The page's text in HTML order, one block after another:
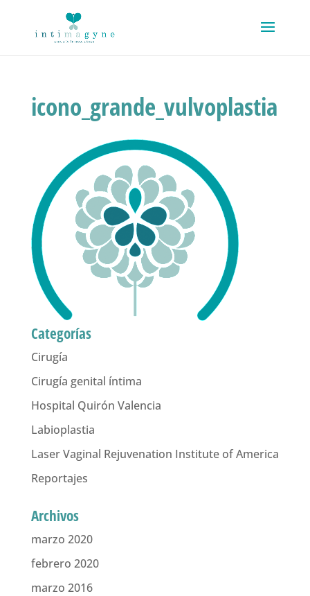
icono_grande_vulvoplastia
Categorías
Cirugía
Cirugía genital íntima
Hospital Quirón Valencia
Labioplastia
Laser Vaginal Rejuvenation Institute of America
Reportajes
Archivos
marzo 2020
febrero 2020
marzo 2016